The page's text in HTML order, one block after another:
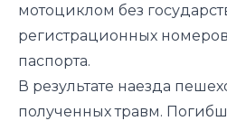
мотоциклом без
регистрационных
паспорта.
В результате наезда
полученных травм.